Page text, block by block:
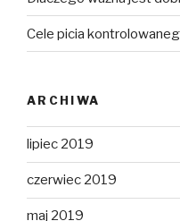
Cele picia
ARCHIWA
lipiec 2019
czerwiec 2019
maj 2019